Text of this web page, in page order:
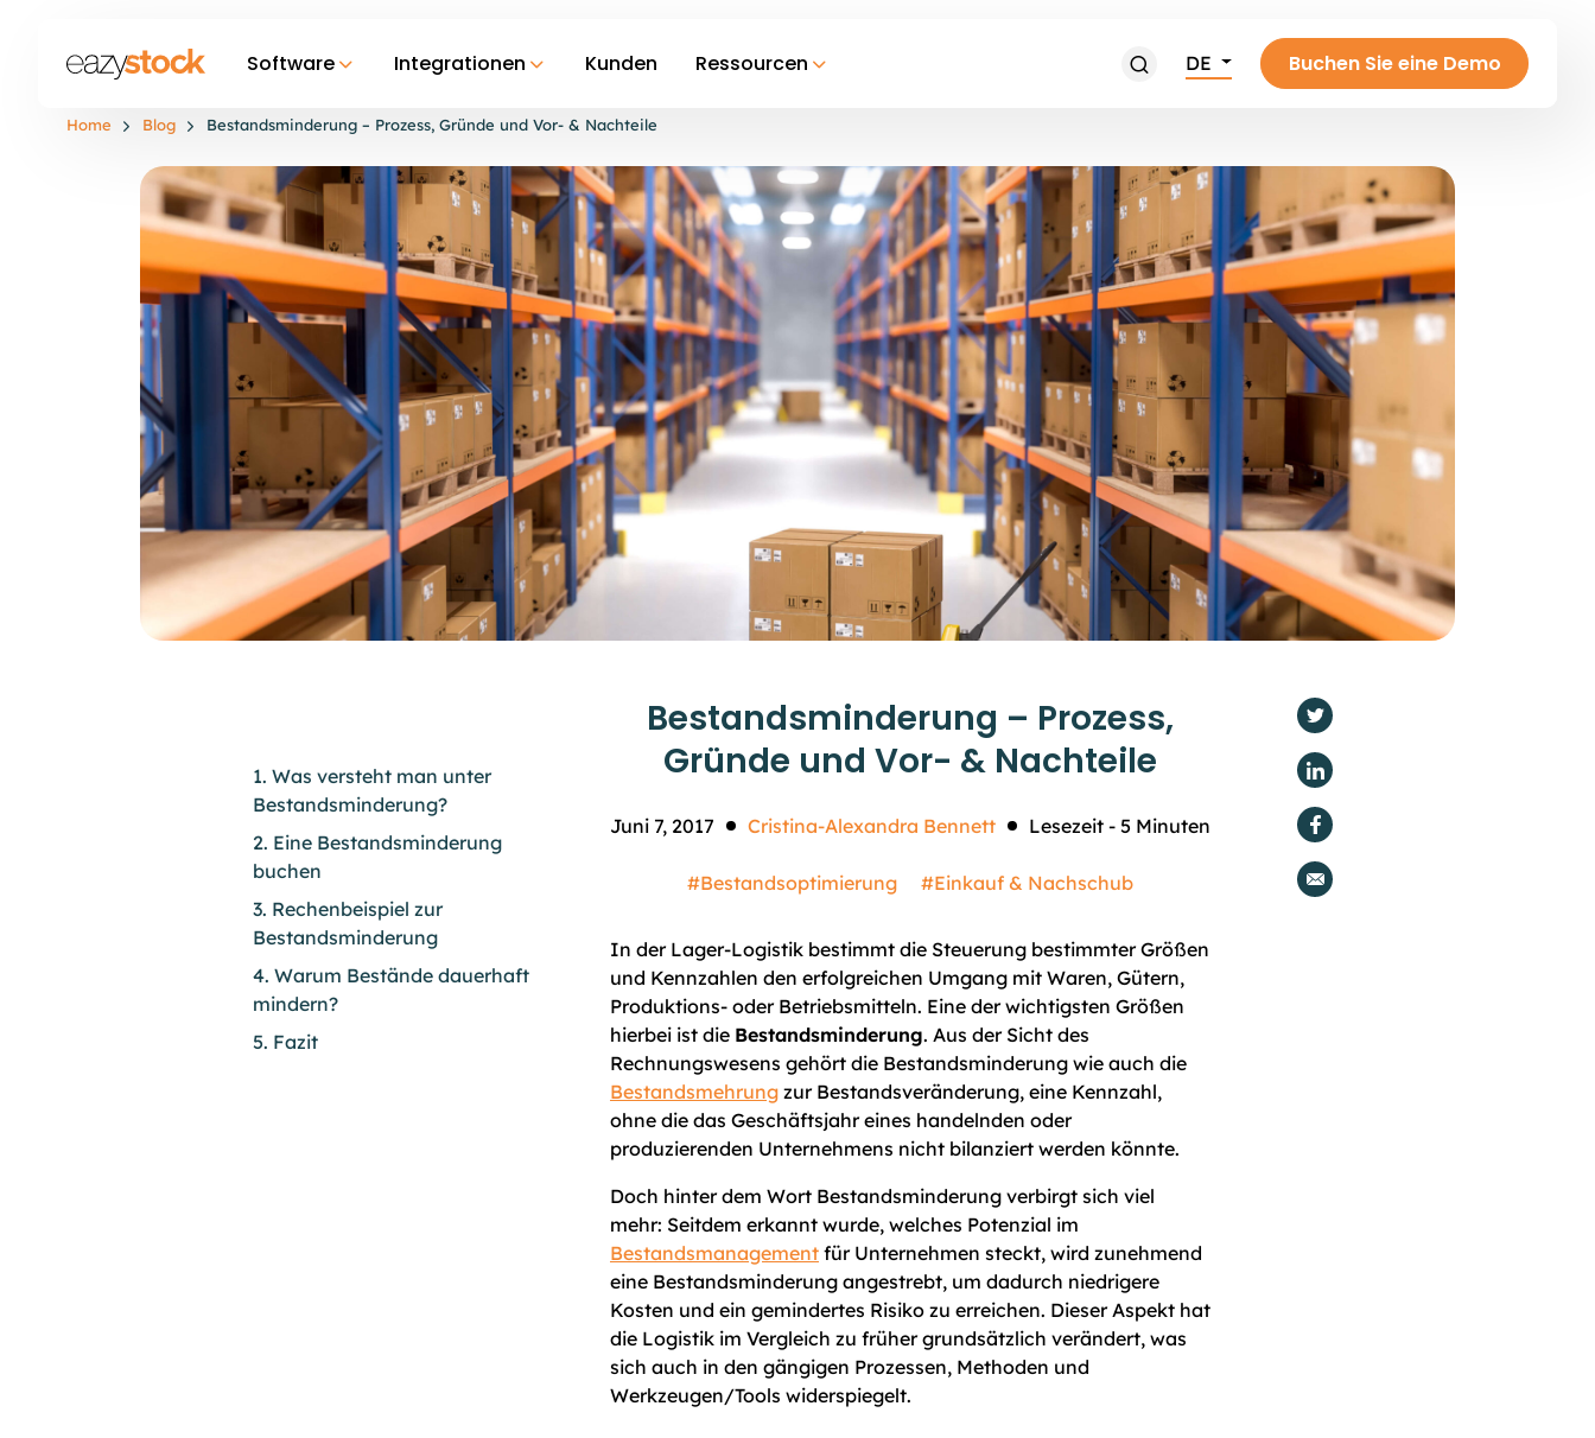
Software Integrationen Kunden Ressourcen DE Buchen Sie eine Demo
Home Blog Bestandsminderung – Prozess, Gründe und Vor- & Nachteile
1. Was versteht man unter
Bestandsminderung?
2. Eine Bestandsminderung
buchen
3. Rechenbeispiel zur
Bestandsminderung
4. Warum Bestände dauerhaft
mindern?
5. Fazit
Bestandsminderung – Prozess,
Gründe und Vor- & Nachteile
Juni 7, 2017 Cristina-Alexandra Bennett Lesezeit - 5 Minuten
#Bestandsoptimierung #Einkauf & Nachschub
In der Lager-Logistik bestimmt die Steuerung bestimmter Größen
und Kennzahlen den erfolgreichen Umgang mit Waren, Gütern,
Produktions- oder Betriebsmitteln. Eine der wichtigsten Größen
hierbei ist die Bestandsminderung. Aus der Sicht des
Rechnungswesens gehört die Bestandsminderung wie auch die
Bestandsmehrung zur Bestandsveränderung, eine Kennzahl,
ohne die das Geschäftsjahr eines handelnden oder
produzierenden Unternehmens nicht bilanziert werden könnte.
Doch hinter dem Wort Bestandsminderung verbirgt sich viel
mehr: Seitdem erkannt wurde, welches Potenzial im
Bestandsmanagement für Unternehmen steckt, wird zunehmend
eine Bestandsminderung angestrebt, um dadurch niedrigere
Kosten und ein gemindertes Risiko zu erreichen. Dieser Aspekt hat
die Logistik im Vergleich zu früher grundsätzlich verändert, was
sich auch in den gängigen Prozessen, Methoden und
Werkzeugen/Tools widerspiegelt.